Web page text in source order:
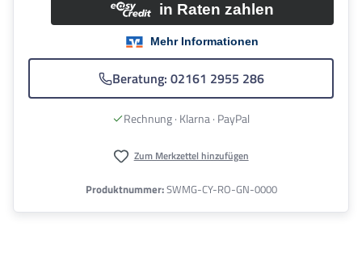
Beratung: 02161 2955 286
Rechnung · Klarna · PayPal
Zum Merkzettel hinzufügen
Produktnummer:SWMG-CY-RO-GN-0000